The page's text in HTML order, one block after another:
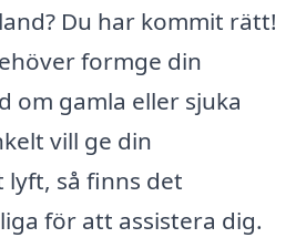
Du har kommit rätt!
formge din
om gamla eller sjuka
vill ge din
så finns det
för att assistera dig.